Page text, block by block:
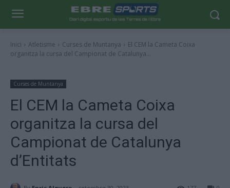
Inici Atletisme Curses de Muntanya
El CEM la Cameta Coixa
organitza la cursa del Campionat de Catalunya...
Curses de Muntanya
El CEM la Cameta Coixa
organitza la cursa del
Campionat de Catalunya
d’Entitats